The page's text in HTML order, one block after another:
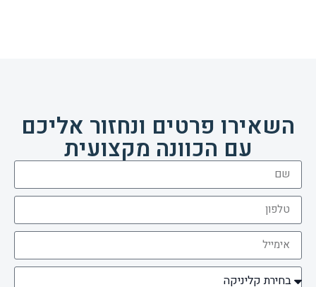
השאירו פרטים ונחזור אליכם
עם הכוונה מקצועית